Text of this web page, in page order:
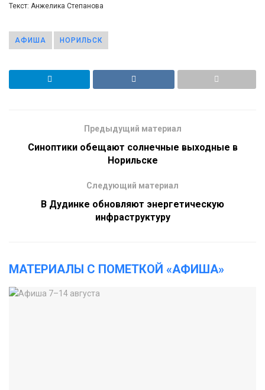
Текст: Анжелика Степанова
АФИША НОРИЛЬСК
Предыдущий материал
Синоптики обещают солнечные выходные в
Норильске
Следующий материал
В Дудинке обновляют энергетическую
инфраструктуру
МАТЕРИАЛЫ С ПОМЕТКОЙ «АФИША»